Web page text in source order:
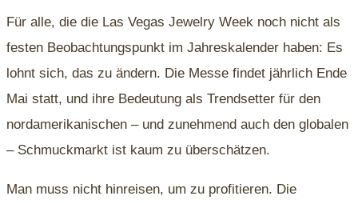
Für alle, die die Las Vegas Jewelry Week noch nicht als
festen Beobachtungspunkt im Jahreskalender haben: Es
lohnt sich, das zu ändern. Die Messe findet jährlich Ende
Mai statt, und ihre Bedeutung als Trendsetter für den
nordamerikanischen – und zunehmend auch den globalen
– Schmuckmarkt ist kaum zu überschätzen.
Man muss nicht hinreisen, um zu profitieren. Die